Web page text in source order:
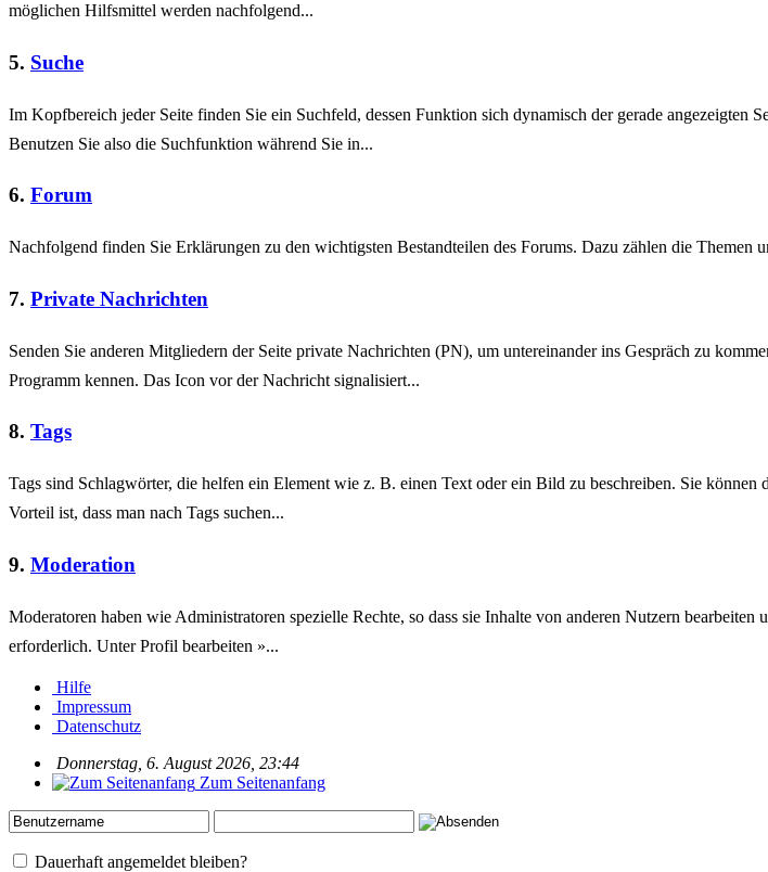
möglichen Hilfsmittel werden nachfolgend...
5. Suche
Im Kopfbereich jeder Seite finden Sie ein Suchfeld, dessen Funktion sich dynamisch der gerade angezeigten
Benutzen Sie also die Suchfunktion während Sie in...
6. Forum
Nachfolgend finden Sie Erklärungen zu den wichtigsten Bestandteilen des Forums. Dazu zählen die Themen
7. Private Nachrichten
Senden Sie anderen Mitgliedern der Seite private Nachrichten (PN), um untereinander ins Gespräch zu
Programm kennen. Das Icon vor der Nachricht signalisiert...
8. Tags
Tags sind Schlagwörter, die helfen ein Element wie z. B. einen Text oder ein Bild zu beschreiben. Sie
Vorteil ist, dass man nach Tags suchen...
9. Moderation
Moderatoren haben wie Administratoren spezielle Rechte, so dass sie Inhalte von anderen Nutzern
erforderlich. Unter Profil bearbeiten »...
Hilfe
Impressum
Datenschutz
Donnerstag, 6. August 2026, 23:44
Zum Seitenanfang
Dauerhaft angemeldet bleiben?